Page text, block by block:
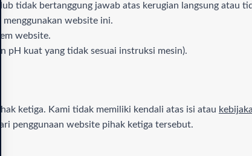
tidak bertanggung jawab atas kerugian langsung atau
menggunakan website ini.
website.
pH kuat yang tidak sesuai instruksi mesin).
ketiga. Kami tidak memiliki kendali atas isi atau
penggunaan website pihak ketiga tersebut.